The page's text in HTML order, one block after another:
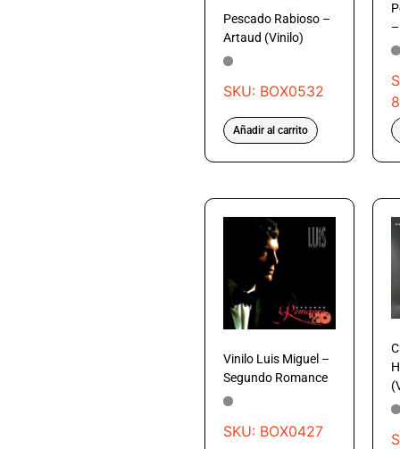
Pescado Rabioso –
Artaud (Vinilo)
SKU: BOX0532
Añadir al carrito
Vinilo Luis Miguel –
Segundo Romance
SKU: BOX0427